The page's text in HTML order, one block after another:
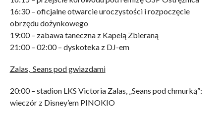
16:30 – oficjalne otwarcie uroczystości i rozpoczęcie
obrzędu dożynkowego
19:00 – zabawa taneczna z Kapelą Zbieraną
21:00 – 02:00 – dyskoteka z DJ-em
Zalas, Seans pod gwiazdami
20:00 – stadion LKS Victoria Zalas, „Seans pod chmurką”:
wieczór z Disney’em PINOKIO